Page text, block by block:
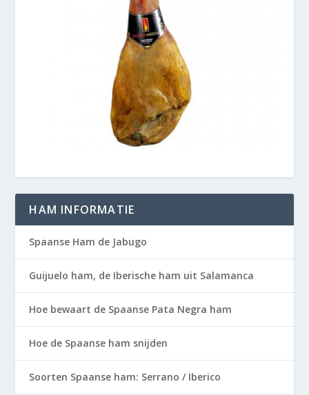
HAM INFORMATIE
Spaanse Ham de Jabugo
Guijuelo ham, de Iberische ham uit Salamanca
Hoe bewaart de Spaanse Pata Negra ham
Hoe de Spaanse ham snijden
Soorten Spaanse ham: Serrano / Iberico